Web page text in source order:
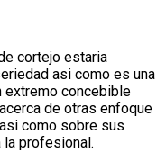
cortejo estaria
asi­ como es una
extremo concebible
de otras enfoque
como sobre sus
profesional.